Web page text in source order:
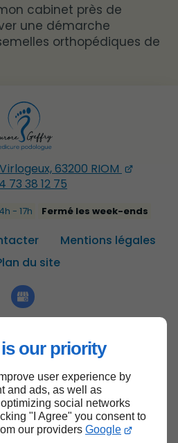
our priority
user experience by
and ads, as well as
social networks
"I Agree" you consent to
our providers Google
cabinet près de
une démarche
orthopédiques de
63200 RIOM
73 38 12 75
- 17h Fermé les week-ends
Mentions légales
du site
de page